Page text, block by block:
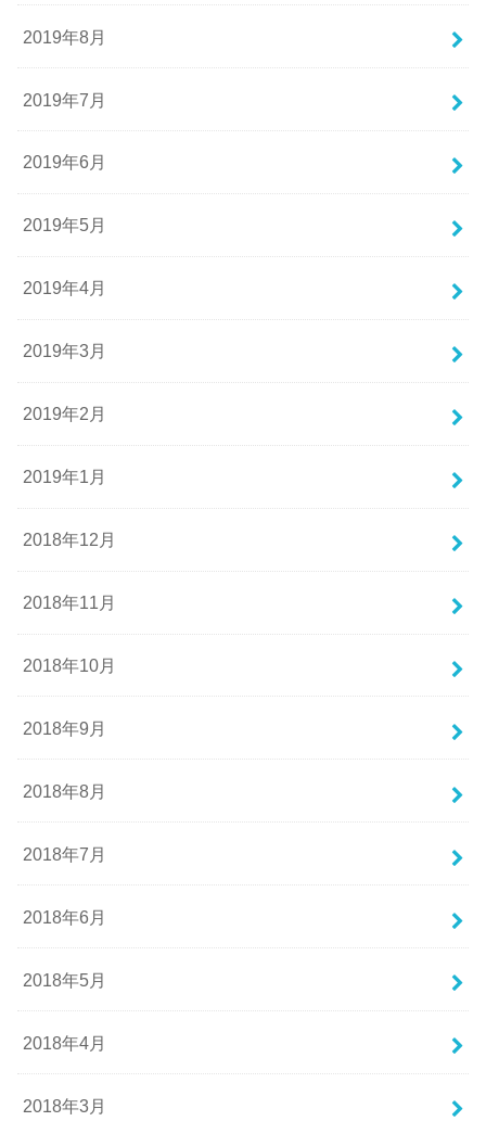
2019年8月
2019年7月
2019年6月
2019年5月
2019年4月
2019年3月
2019年2月
2019年1月
2018年12月
2018年11月
2018年10月
2018年9月
2018年8月
2018年7月
2018年6月
2018年5月
2018年4月
2018年3月